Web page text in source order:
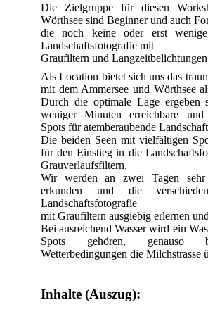
Die Zielgruppe für diesen
Wörthsee sind Beginner und auch
die noch keine oder erst
Landschaftsfotografie mit
Graufiltern und Langzeitbelichtungen
Als Location bietet sich uns das
mit dem Ammersee und Wörthsee
Durch die optimale Lage ergeben
weniger Minuten erreichbare und
Spots für atemberaubende
Die beiden Seen mit vielfältigen
für den Einstieg in die
Grauverlaufsfiltern.
Wir werden an zwei Tagen sehr
erkunden und die
Landschaftsfotografie
mit Graufiltern ausgiebig erlernen
Bei ausreichend Wasser wird ein
Spots gehören, genauso
Wetterbedingungen die Milchstrasse
Inhalte (Auszug):